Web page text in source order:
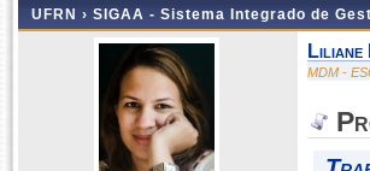
UFRN › SIGAA - Sistema Integrado de
MDM -